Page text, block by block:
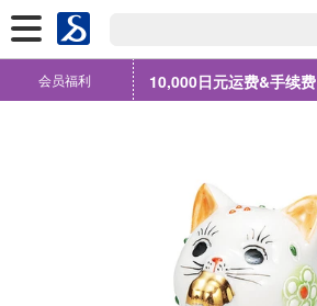
会员福利 10,000日元运费&手续费